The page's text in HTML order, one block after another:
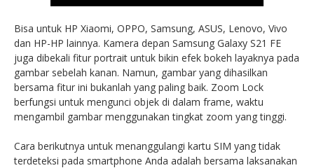
Bisa untuk HP Xiaomi, OPPO, Samsung, ASUS, Lenovo, Vivo
dan HP-HP lainnya. Kamera depan Samsung Galaxy S21 FE
juga dibekali fitur portrait untuk bikin efek bokeh layaknya pada
gambar sebelah kanan. Namun, gambar yang dihasilkan
bersama fitur ini bukanlah yang paling baik. Zoom Lock
berfungsi untuk mengunci objek di dalam frame, waktu
mengambil gambar menggunakan tingkat zoom yang tinggi.
Cara berikutnya untuk menanggulangi kartu SIM yang tidak
terdeteksi pada smartphone Anda adalah bersama laksanakan